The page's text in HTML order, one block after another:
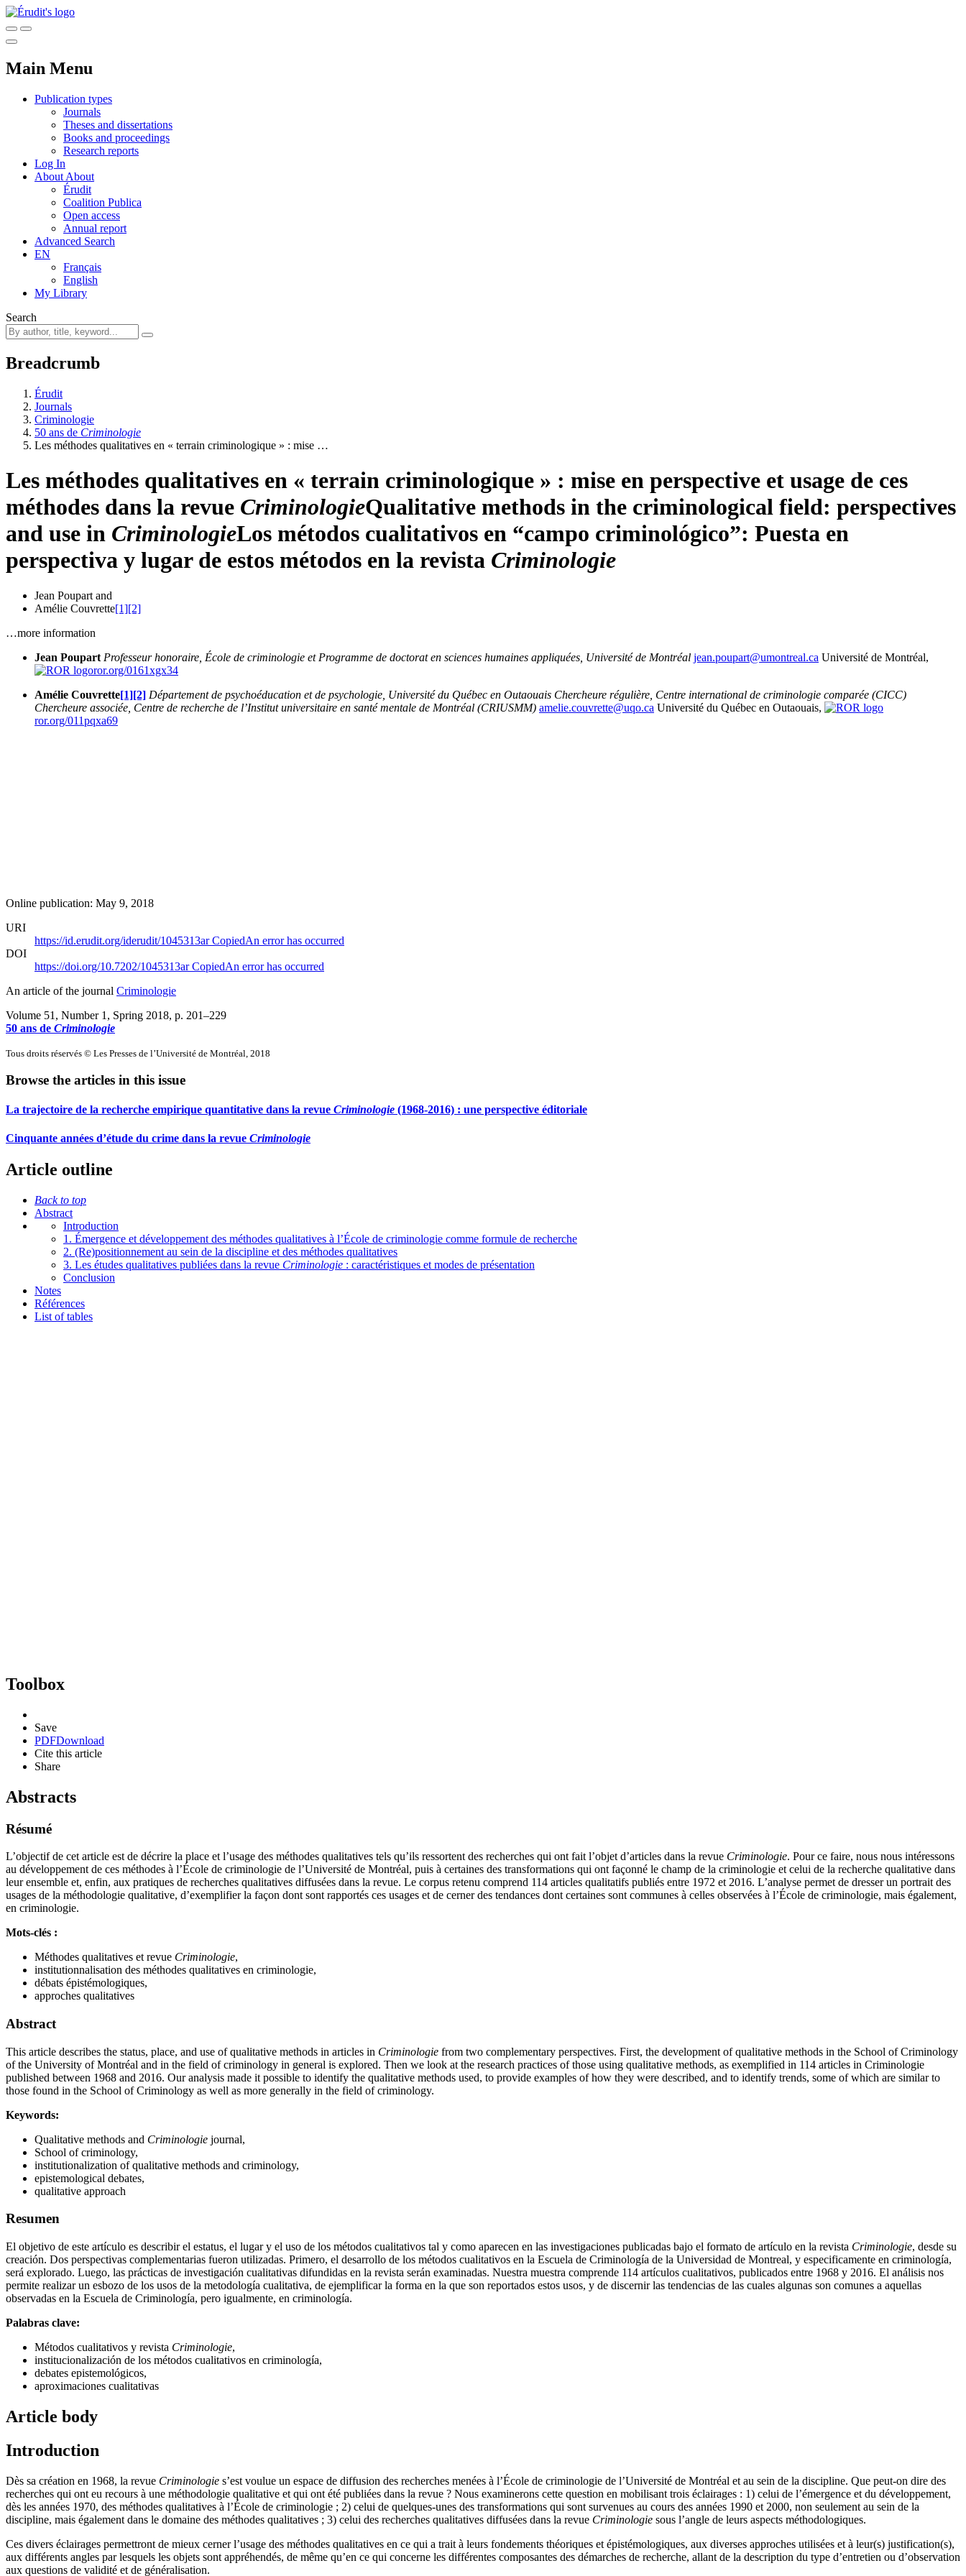
Main Menu
Publication types
Journals
Theses and dissertations
Books and proceedings
Research reports
Log In
About About
Érudit
Coalition Publica
Open access
Annual report
Advanced Search
EN
Français
English
My Library
Search
Breadcrumb
Érudit
Journals
Criminologie
50 ans de Criminologie
Les méthodes qualitatives en « terrain criminologique » : mise …
Les méthodes qualitatives en « terrain criminologique » : mise en perspective et usage de ces
méthodes dans la revue CriminologieQualitative methods in the criminological field: perspectives
and use in CriminologieLos métodos cualitativos en “campo criminológico”: Puesta en
perspectiva y lugar de estos métodos en la revista Criminologie
Jean Poupart and
Amélie Couvrette[1][2]
…more information
Jean Poupart Professeur honoraire, École de criminologie et Programme de doctorat en sciences humaines appliquées, Université de Montréal jean.poupart@umontreal.ca Université de Montréal,
ror.org/0161xgx34
Amélie Couvrette[1][2] Département de psychoéducation et de psychologie, Université du Québec en Outaouais Chercheure régulière, Centre international de criminologie comparée (CICC)
Chercheure associée, Centre de recherche de l’Institut universitaire en santé mentale de Montréal (CRIUSMM) amelie.couvrette@uqo.ca Université du Québec en Outaouais,
ror.org/011pqxa69
Online publication: May 9, 2018
URI
https://id.erudit.org/iderudit/1045313arCopiedAn error has occurred
DOI
https://doi.org/10.7202/1045313arCopiedAn error has occurred
An article of the journal Criminologie
Volume 51, Number 1, Spring 2018, p. 201–229
50 ans de Criminologie
Tous droits réservés © Les Presses de l’Université de Montréal, 2018
Browse the articles in this issue
La trajectoire de la recherche empirique quantitative dans la revue Criminologie (1968-2016) : une perspective éditoriale
Cinquante années d’étude du crime dans la revue Criminologie
Article outline
Back to top
Abstract
Introduction
1. Émergence et développement des méthodes qualitatives à l’École de criminologie comme formule de recherche
2. (Re)positionnement au sein de la discipline et des méthodes qualitatives
3. Les études qualitatives publiées dans la revue Criminologie : caractéristiques et modes de présentation
Conclusion
Notes
Références
List of tables
Toolbox
Save
PDFDownload
Cite this article
Share
Abstracts
Résumé
L’objectif de cet article est de décrire la place et l’usage des méthodes qualitatives tels qu’ils ressortent des recherches qui ont fait l’objet d’articles dans la revue Criminologie. Pour ce faire, nous nous intéressons
au développement de ces méthodes à l’École de criminologie de l’Université de Montréal, puis à certaines des transformations qui ont façonné le champ de la criminologie et celui de la recherche qualitative dans
leur ensemble et, enfin, aux pratiques de recherches qualitatives diffusées dans la revue. Le corpus retenu comprend 114 articles qualitatifs publiés entre 1972 et 2016. L’analyse permet de dresser un portrait des
usages de la méthodologie qualitative, d’exemplifier la façon dont sont rapportés ces usages et de cerner des tendances dont certaines sont communes à celles observées à l’École de criminologie, mais également,
en criminologie.
Mots-clés :
Méthodes qualitatives et revue Criminologie,
institutionnalisation des méthodes qualitatives en criminologie,
débats épistémologiques,
approches qualitatives
Abstract
This article describes the status, place, and use of qualitative methods in articles in Criminologie from two complementary perspectives. First, the development of qualitative methods in the School of Criminology
of the University of Montréal and in the field of criminology in general is explored. Then we look at the research practices of those using qualitative methods, as exemplified in 114 articles in Criminologie
published between 1968 and 2016. Our analysis made it possible to identify the qualitative methods used, to provide examples of how they were described, and to identify trends, some of which are similar to
those found in the School of Criminology as well as more generally in the field of criminology.
Keywords:
Qualitative methods and Criminologie journal,
School of criminology,
institutionalization of qualitative methods and criminology,
epistemological debates,
qualitative approach
Resumen
El objetivo de este artículo es describir el estatus, el lugar y el uso de los métodos cualitativos tal y como aparecen en las investigaciones publicadas bajo el formato de artículo en la revista Criminologie, desde su
creación. Dos perspectivas complementarias fueron utilizadas. Primero, el desarrollo de los métodos cualitativos en la Escuela de Criminología de la Universidad de Montreal, y especificamente en criminología,
será explorado. Luego, las prácticas de investigación cualitativas difundidas en la revista serán examinadas. Nuestra muestra comprende 114 artículos cualitativos, publicados entre 1968 y 2016. El análisis nos
permite realizar un esbozo de los usos de la metodología cualitativa, de ejemplificar la forma en la que son reportados estos usos, y de discernir las tendencias de las cuales algunas son comunes a aquellas
observadas en la Escuela de Criminología, pero igualmente, en criminología.
Palabras clave:
Métodos cualitativos y revista Criminologie,
institucionalización de los métodos cualitativos en criminología,
debates epistemológicos,
aproximaciones cualitativas
Article body
Introduction
Dès sa création en 1968, la revue Criminologie s’est voulue un espace de diffusion des recherches menées à l’École de criminologie de l’Université de Montréal et au sein de la discipline. Que peut-on dire des
recherches qui ont eu recours à une méthodologie qualitative et qui ont été publiées dans la revue ? Nous examinerons cette question en mobilisant trois éclairages : 1) celui de l’émergence et du développement,
dès les années 1970, des méthodes qualitatives à l’École de criminologie ; 2) celui de quelques-unes des transformations qui sont survenues au cours des années 1990 et 2000, non seulement au sein de la
discipline, mais également dans le domaine des méthodes qualitatives ; 3) celui des recherches qualitatives diffusées dans la revue Criminologie sous l’angle de leurs aspects méthodologiques.
Ces divers éclairages permettront de mieux cerner l’usage des méthodes qualitatives en ce qui a trait à leurs fondements théoriques et épistémologiques, aux diverses approches utilisées et à leur(s) justification(s),
aux différents angles par lesquels les objets sont appréhendés, de même qu’en ce qui concerne les différentes composantes des démarches de recherche, allant de la description du type d’entretien ou d’observation
aux questions de validité et de généralisation.